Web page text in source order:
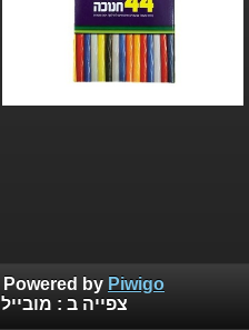
Powered by Piwigo
צפייה ב : מובייל